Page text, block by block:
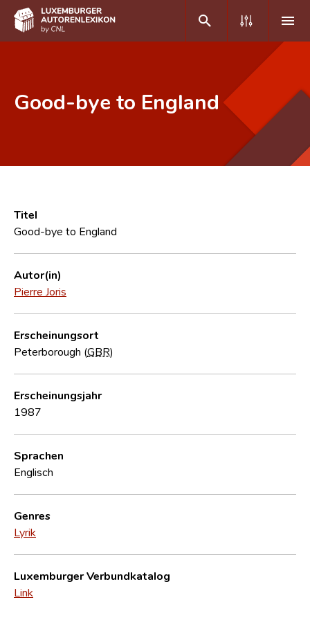
Häufige Fragen und Antworten
CNL
Forschungsgruppe
Kontakt
Good-bye to England
Titel
Good-bye to England
Autor(in)
Pierre Joris
Erscheinungsort
Peterborough (GBR)
Erscheinungsjahr
1987
Sprachen
Englisch
Genres
Lyrik
Luxemburger Verbundkatalog
Link